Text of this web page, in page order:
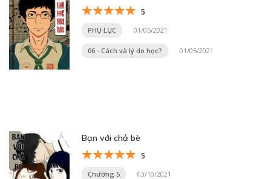
5
PHỤ LỤC 01/05/2021
06 - Cách và lý do học? 01/05/2021
Bạn với chả bè
5
Chương 5 03/10/2021